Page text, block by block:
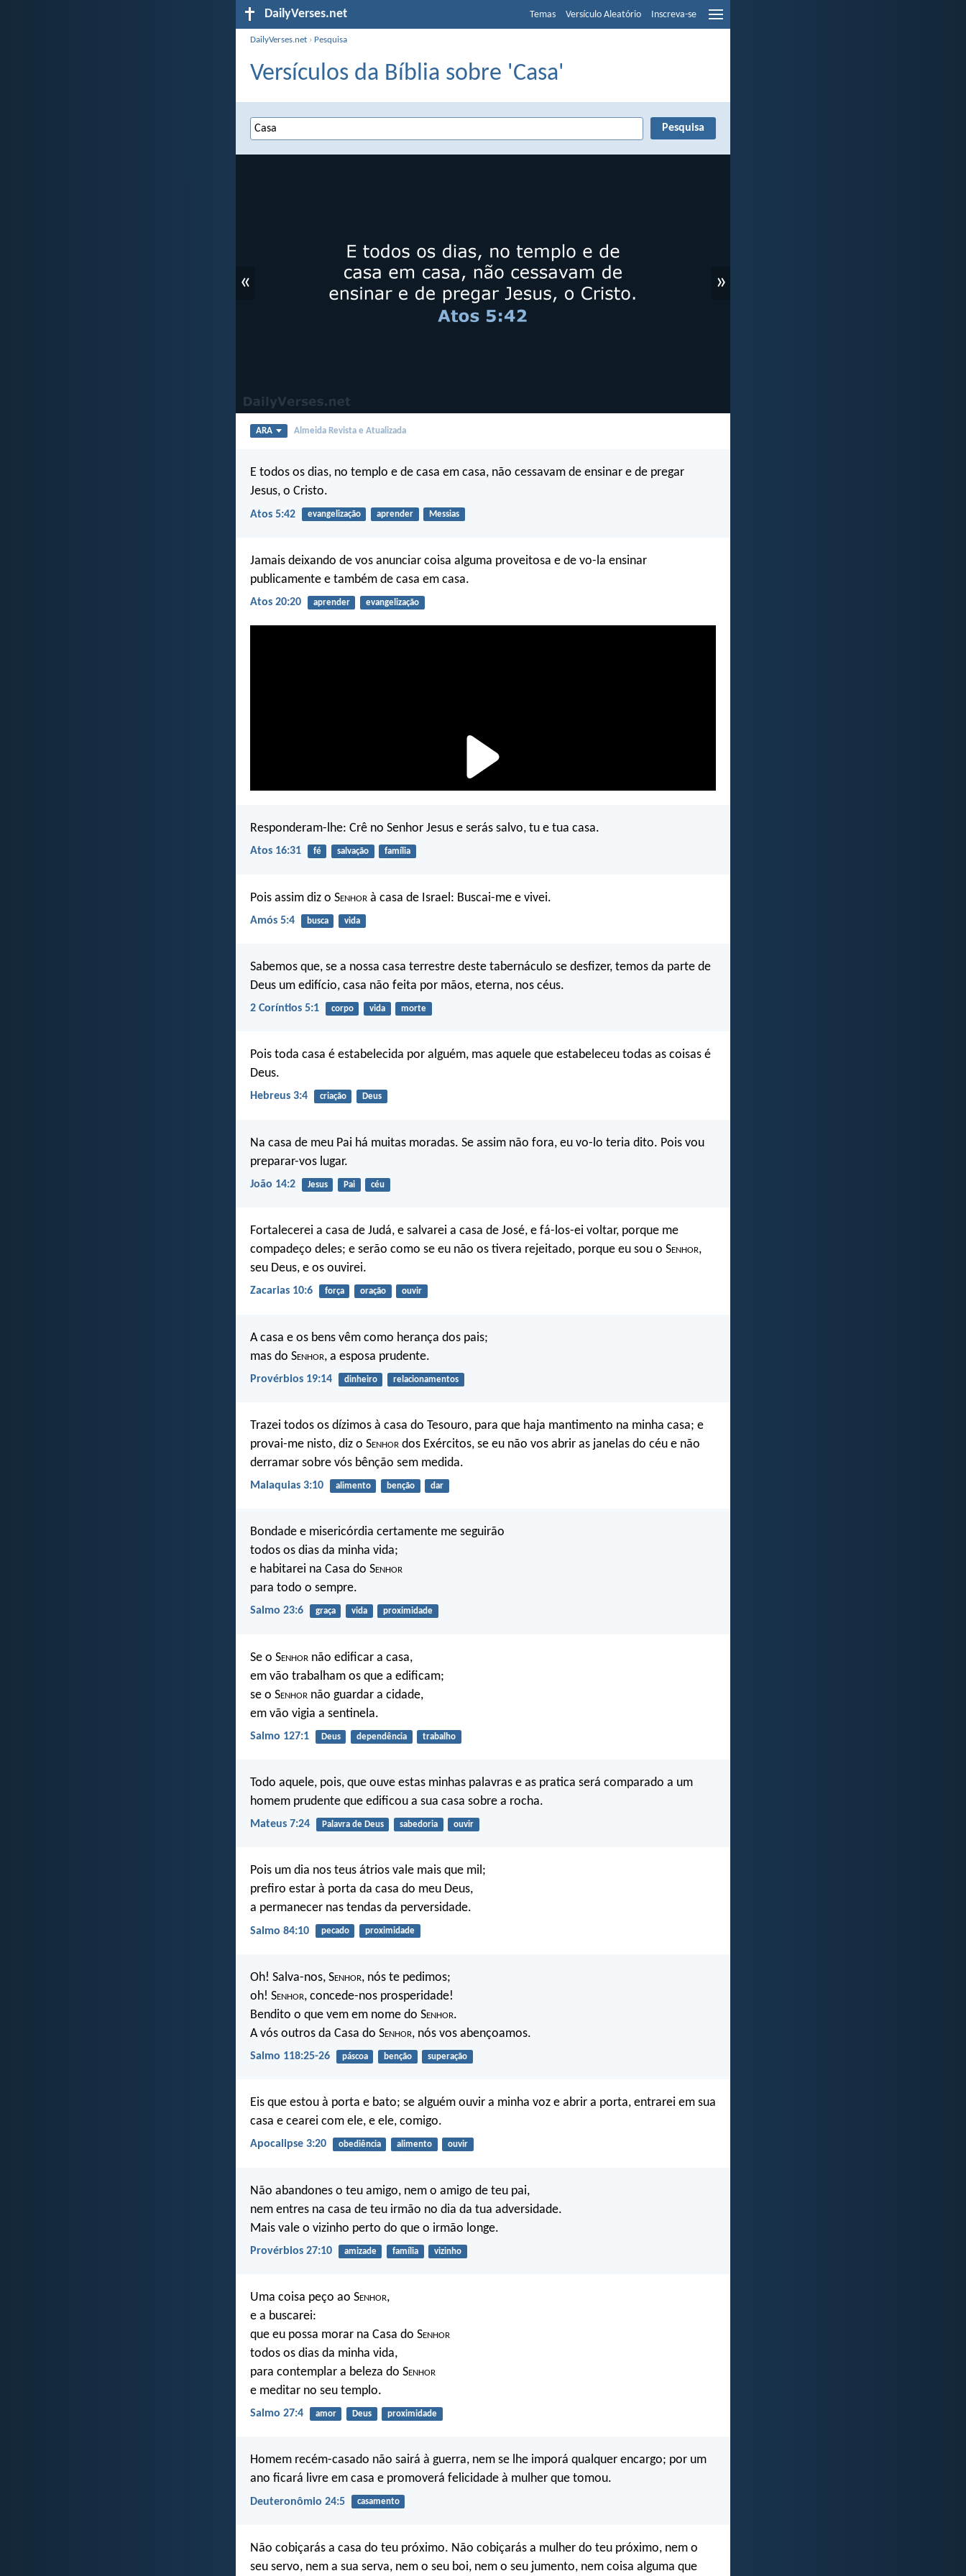
DailyVerses.net Temas Versículo Aleatório Inscreva-se
DailyVerses.net › Pesquisa
Versículos da Bíblia sobre 'Casa'
« »
ARA Almeida Revista e Atualizada
E todos os dias, no templo e de casa em casa, não cessavam de ensinar e de pregar
Jesus, o Cristo.
Atos 5:42 evangelização aprender Messias
Jamais deixando de vos anunciar coisa alguma proveitosa e de vo-la ensinar
publicamente e também de casa em casa.
Atos 20:20 aprender evangelização
Responderam-lhe: Crê no Senhor Jesus e serás salvo, tu e tua casa.
Atos 16:31 fé salvação família
Pois assim diz o Senhor à casa de Israel: Buscai-me e vivei.
Amós 5:4 busca vida
Sabemos que, se a nossa casa terrestre deste tabernáculo se desfizer, temos da parte de
Deus um edifício, casa não feita por mãos, eterna, nos céus.
2 Coríntios 5:1 corpo vida morte
Pois toda casa é estabelecida por alguém, mas aquele que estabeleceu todas as coisas é
Deus.
Hebreus 3:4 criação Deus
Na casa de meu Pai há muitas moradas. Se assim não fora, eu vo-lo teria dito. Pois vou
preparar-vos lugar.
João 14:2 Jesus Pai céu
Fortalecerei a casa de Judá, e salvarei a casa de José, e fá-los-ei voltar, porque me
compadeço deles; e serão como se eu não os tivera rejeitado, porque eu sou o Senhor,
seu Deus, e os ouvirei.
Zacarias 10:6 força oração ouvir
A casa e os bens vêm como herança dos pais;
mas do Senhor, a esposa prudente.
Provérbios 19:14 dinheiro relacionamentos
Trazei todos os dízimos à casa do Tesouro, para que haja mantimento na minha casa; e
provai-me nisto, diz o Senhor dos Exércitos, se eu não vos abrir as janelas do céu e não
derramar sobre vós bênção sem medida.
Malaquias 3:10 alimento benção dar
Bondade e misericórdia certamente me seguirão
todos os dias da minha vida;
e habitarei na Casa do Senhor
para todo o sempre.
Salmo 23:6 graça vida proximidade
Se o Senhor não edificar a casa,
em vão trabalham os que a edificam;
se o Senhor não guardar a cidade,
em vão vigia a sentinela.
Salmo 127:1 Deus dependência trabalho
Todo aquele, pois, que ouve estas minhas palavras e as pratica será comparado a um
homem prudente que edificou a sua casa sobre a rocha.
Mateus 7:24 Palavra de Deus sabedoria ouvir
Pois um dia nos teus átrios vale mais que mil;
prefiro estar à porta da casa do meu Deus,
a permanecer nas tendas da perversidade.
Salmo 84:10 pecado proximidade
Oh! Salva-nos, Senhor, nós te pedimos;
oh! Senhor, concede-nos prosperidade!
Bendito o que vem em nome do Senhor.
A vós outros da Casa do Senhor, nós vos abençoamos.
Salmo 118:25-26 páscoa benção superação
Eis que estou à porta e bato; se alguém ouvir a minha voz e abrir a porta, entrarei em sua
casa e cearei com ele, e ele, comigo.
Apocalipse 3:20 obediência alimento ouvir
Não abandones o teu amigo, nem o amigo de teu pai,
nem entres na casa de teu irmão no dia da tua adversidade.
Mais vale o vizinho perto do que o irmão longe.
Provérbios 27:10 amizade família vizinho
Uma coisa peço ao Senhor,
e a buscarei:
que eu possa morar na Casa do Senhor
todos os dias da minha vida,
para contemplar a beleza do Senhor
e meditar no seu templo.
Salmo 27:4 amor Deus proximidade
Homem recém-casado não sairá à guerra, nem se lhe imporá qualquer encargo; por um
ano ficará livre em casa e promoverá felicidade à mulher que tomou.
Deuteronômio 24:5 casamento
Não cobiçarás a casa do teu próximo. Não cobiçarás a mulher do teu próximo, nem o
seu servo, nem a sua serva, nem o seu boi, nem o seu jumento, nem coisa alguma que